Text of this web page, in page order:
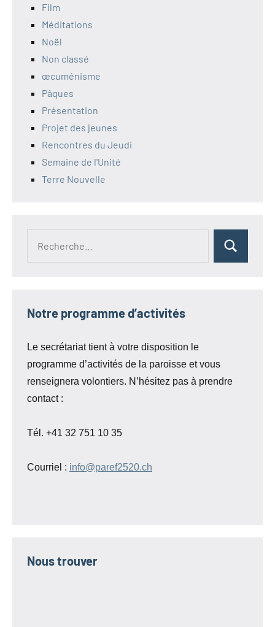
Film
Méditations
Noël
Non classé
œcuménisme
Pâques
Présentation
Projet des jeunes
Rencontres du Jeudi
Semaine de l'Unité
Terre Nouvelle
Rechercher
Notre programme d’activités
Le secrétariat tient à votre disposition le
programme d’activités de la paroisse et vous
renseignera volontiers. N’hésitez pas à prendre
contact :
Tél. +41 32 751 10 35
Courriel : info@paref2520.ch
Nous trouver